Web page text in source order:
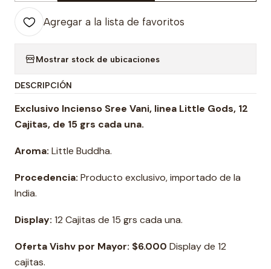
Agregar a la lista de favoritos
Mostrar stock de ubicaciones
DESCRIPCIÓN
Exclusivo Incienso Sree Vani, linea Little Gods, 12
Cajitas, de 15 grs cada una.
Aroma: Little Buddha.
Procedencia: Producto exclusivo, importado de la
India.
Display: 12 Cajitas de 15 grs cada una.
Oferta Vishv por Mayor: $6.000 Display de 12
cajitas.